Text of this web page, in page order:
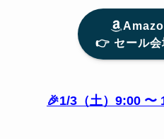
👉️ セール会
🎉1/3（土）9:00 〜